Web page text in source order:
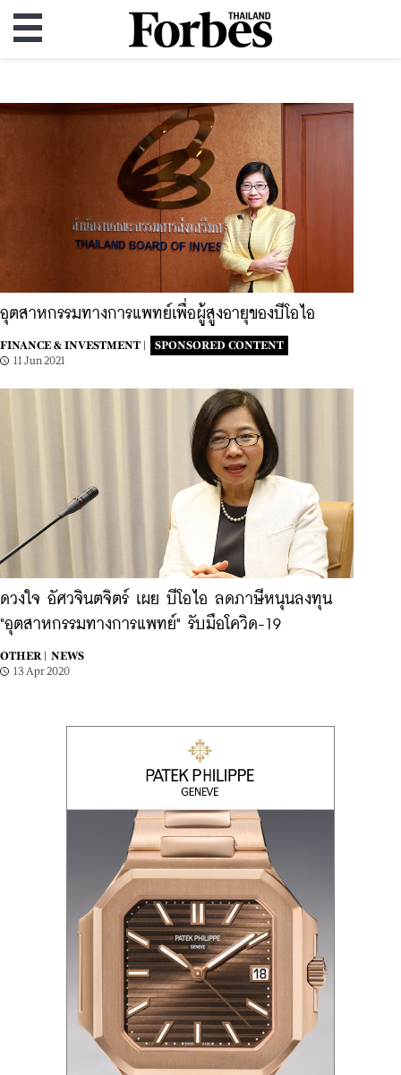
อุตสาหกรรมทางการแพทย์เพื่อผู้สูงอายุของบีโอไอ
FINANCE & INVESTMENT |
SPONSORED CONTENT
11 Jun 2021
ดวงใจ อัศวจินตจิตร์ เผย บีโอไอ ลดภาษีหนุนลงทุน
"อุตสาหกรรมทางการแพทย์" รับมือโควิด-19
OTHER |
NEWS
13 Apr 2020